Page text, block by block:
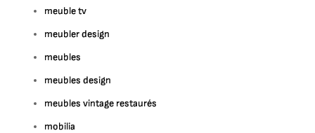
meuble tv
meubler design
meubles
meubles design
meubles vintage restaurés
mobilia